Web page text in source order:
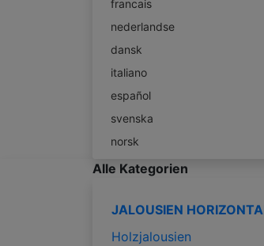
francais
nederlandse
dansk
italiano
español
svenska
norsk
Alle Kategorien
JALOUSIEN
Holzjalousien